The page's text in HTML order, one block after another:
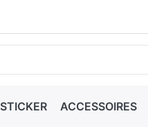
STICKER ACCESSOIRES